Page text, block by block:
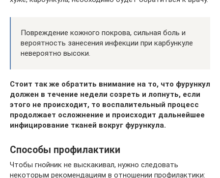
Повреждение кожного покрова, сильная боль и
вероятность занесения инфекции при карбункуле
невероятно высоки.
Стоит так же обратить внимание на то, что фурункул
должен в течение недели созреть и лопнуть, если
этого не происходит, то воспалительный процесс
продолжает осложнение и происходит дальнейшее
инфицирование тканей вокруг фурункула.
Способы профилактики
Чтобы гнойник не выскакивал, нужно следовать
некоторым рекомендациям в отношении профилактики: